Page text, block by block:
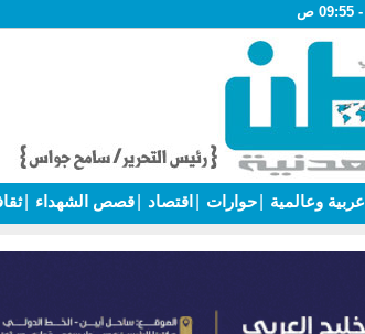
عربية وعالمية حوارات اقتصاد قصص الشهداء